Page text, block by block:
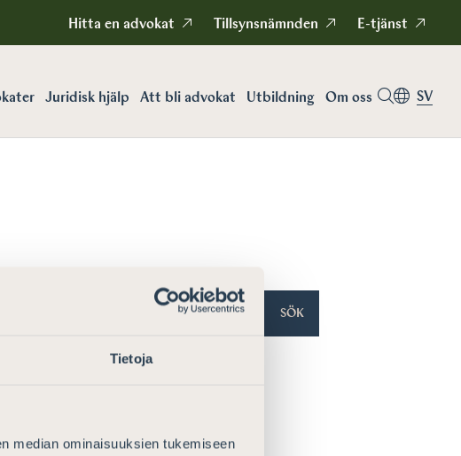
Tietoja
median ominaisuuksien tukemiseen
Hitta en advokat Tillsynsnämnden E-tjänst
Juridisk hjälp Att bli advokat Utbildning Om oss SV
SÖK